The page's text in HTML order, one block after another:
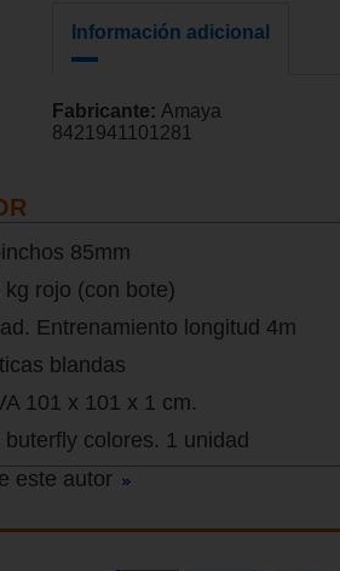
Información adicional
Fabricante: Amaya
8421941101281
85mm
rojo (con bote)
Entrenamiento longitud 4m
blandas
101 x 101 x 1 cm.
colores. 1 unidad
este autor